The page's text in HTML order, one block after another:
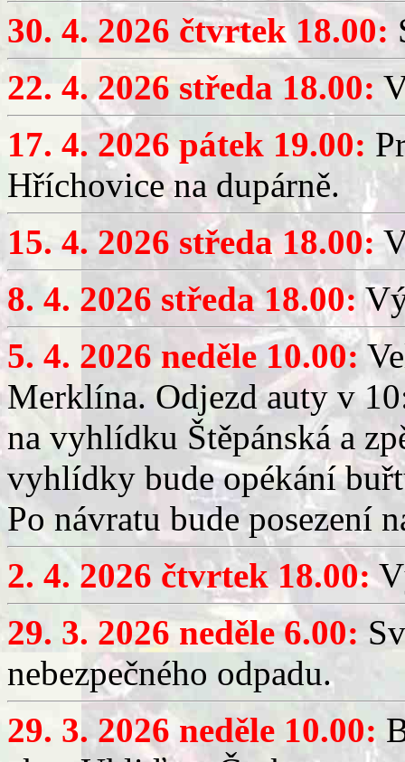
30. 4. 2026 čtvrtek 18.00:
22. 4. 2026 středa 18.00:
17. 4. 2026 pátek 19.00:
Hříchovice na dupárně.
15. 4. 2026 středa 18.00:
8. 4. 2026 středa 18.00:
5. 4. 2026 neděle 10.00:
Merklína. Odjezd auty v
na vyhlídku Štěpánská a
vyhlídky bude opékání
Po návratu bude posezení
2. 4. 2026 čtvrtek 18.00:
29. 3. 2026 neděle 6.00:
nebezpečného odpadu.
29. 3. 2026 neděle 10.00: